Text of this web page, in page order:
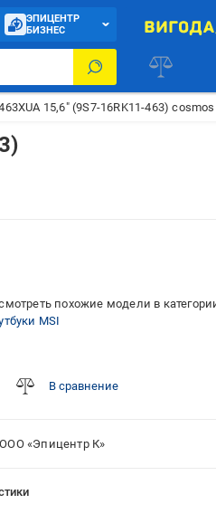
ЭПИЦЕНТР
БИЗНЕС
15,6" (9S7-16RK11-463)
похожие модели в
MSI
В сравнение
ООО «Эпицентр К»